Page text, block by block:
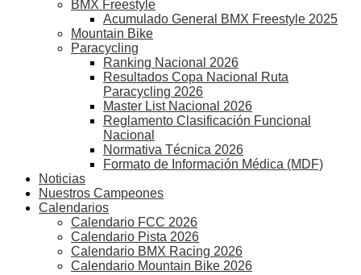
BMX Freestyle
Acumulado General BMX Freestyle 2025
Mountain Bike
Paracycling
Ranking Nacional 2026
Resultados Copa Nacional Ruta
Paracycling 2026
Master List Nacional 2026
Reglamento Clasificación Funcional
Nacional
Normativa Técnica 2026
Formato de Información Médica (MDF)
Noticias
Nuestros Campeones
Calendarios
Calendario FCC 2026
Calendario Pista 2026
Calendario BMX Racing 2026
Calendario Mountain Bike 2026